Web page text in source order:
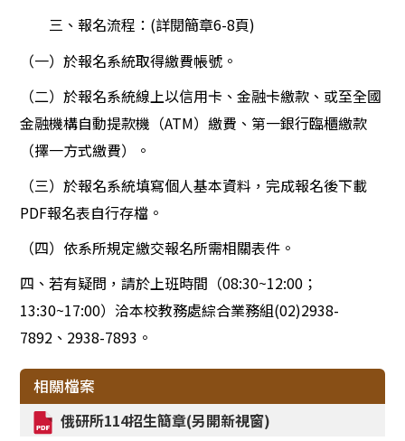
三、報名流程：(詳閱簡章6-8頁)
（一）於報名系統取得繳費帳號。
（二）於報名系統線上以信用卡、金融卡繳款、或至全國
金融機構自動提款機（ATM）繳費、第一銀行臨櫃繳款
（擇一方式繳費）。
（三）於報名系統填寫個人基本資料，完成報名後下載
PDF報名表自行存檔。
（四）依系所規定繳交報名所需相關表件。
四、若有疑問，請於上班時間（08:30~12:00；
13:30~17:00）洽本校教務處綜合業務組(02)2938-
7892、2938-7893。
相關檔案
俄研所114招生簡章(另開新視窗)